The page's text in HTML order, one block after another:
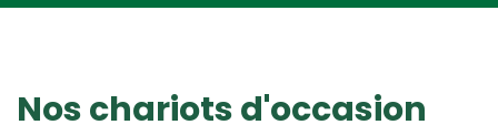
Nos chariots d'occasion